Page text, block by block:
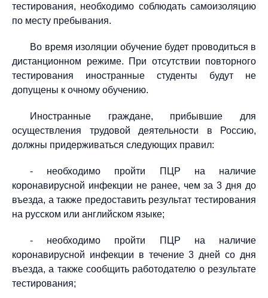
тестирования, необходимо соблюдать самоизоляцию
по месту пребывания.
Во время изоляции обучение будет проводиться в
дистанционном режиме. При отсутствии повторного
тестирования иностранные студенты будут не
допущены к очному обучению.
Иностранные граждане, прибывшие для
осуществления трудовой деятельности в Россию,
должны придерживаться следующих правил:
- необходимо пройти ПЦР на наличие
коронавирусной инфекции не ранее, чем за 3 дня до
въезда, а также предоставить результат тестирования
на русском или английском языке;
- необходимо пройти ПЦР на наличие
коронавирусной инфекции в течение 3 дней со дня
въезда, а также сообщить работодателю о результате
тестирования;